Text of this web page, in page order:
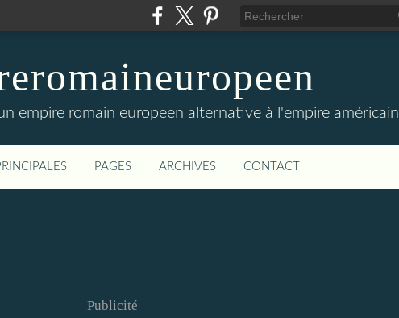
empire romain europeen alternative à l'empire américain
PAGES ARCHIVES CONTACT
Publicité